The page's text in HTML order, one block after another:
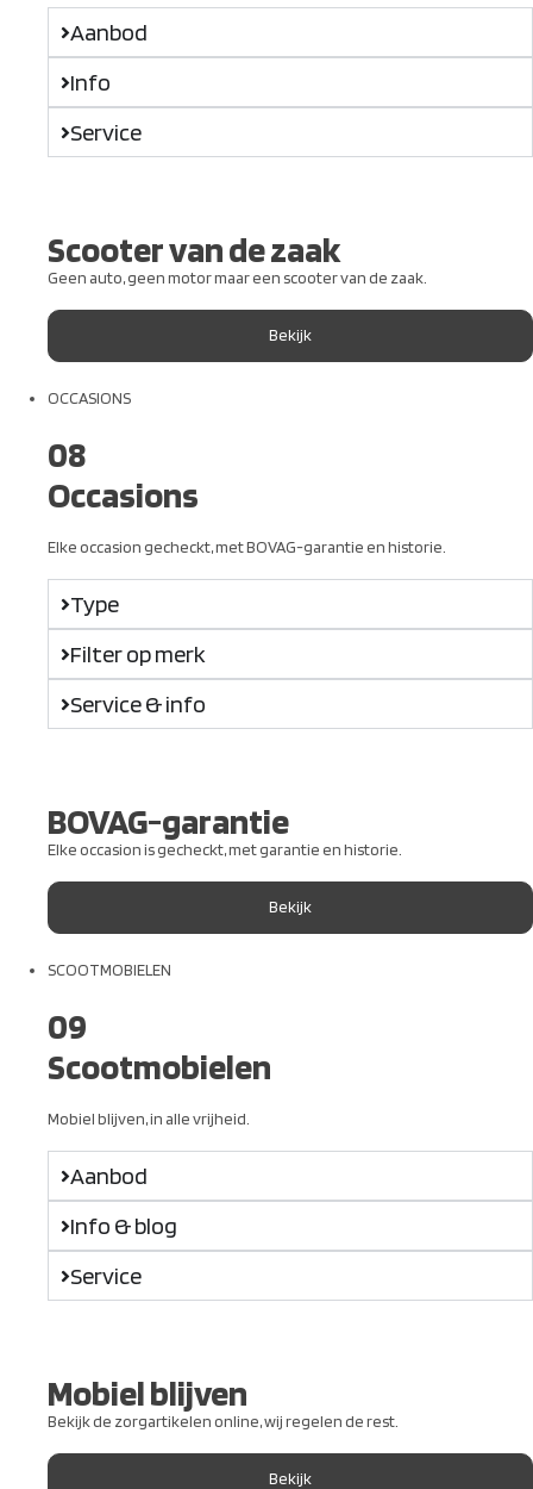
Aanbod
Info
Service
Scooter van de zaak
Geen auto, geen motor maar een scooter van de zaak.
Bekijk
OCCASIONS
08
Occasions
Elke occasion gecheckt, met BOVAG-garantie en historie.
Type
Filter op merk
Service & info
BOVAG-garantie
Elke occasion is gecheckt, met garantie en historie.
Bekijk
SCOOTMOBIELEN
09
Scootmobielen
Mobiel blijven, in alle vrijheid.
Aanbod
Info & blog
Service
Mobiel blijven
Bekijk de zorgartikelen online, wij regelen de rest.
Bekijk